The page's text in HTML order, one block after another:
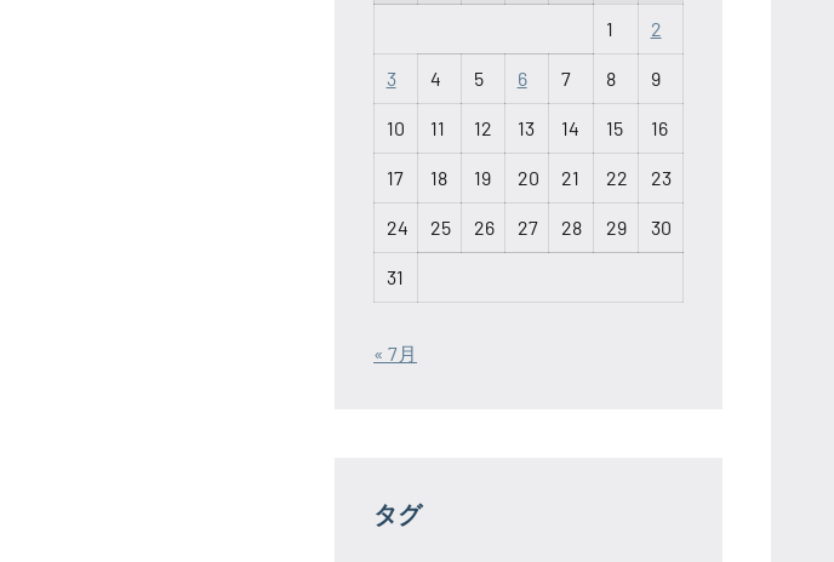
1 2
3 4 5 6 7 8 9
10 11 12 13 14 15 16
17 18 19 20 21 22 23
24 25 26 27 28 29 30
31
« 7月
タグ